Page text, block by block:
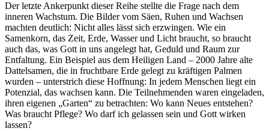
Der letzte Ankerpunkt dieser Reihe stellte die Frage nach dem
inneren Wachstum. Die Bilder vom Säen, Ruhen und Wachsen
machten deutlich: Nicht alles lässt sich erzwingen. Wie ein
Samenkorn, das Zeit, Erde, Wasser und Licht braucht, so braucht
auch das, was Gott in uns angelegt hat, Geduld und Raum zur
Entfaltung. Ein Beispiel aus dem Heiligen Land – 2000 Jahre alte
Dattelsamen, die in fruchtbare Erde gelegt zu kräftigen Palmen
wurden – unterstrich diese Hoffnung: In jedem Menschen liegt ein
Potenzial, das wachsen kann. Die Teilnehmenden waren eingeladen,
ihren eigenen „Garten“ zu betrachten: Wo kann Neues entstehen?
Was braucht Pflege? Wo darf ich gelassen sein und Gott wirken
lassen?